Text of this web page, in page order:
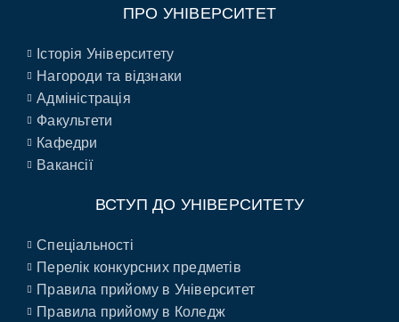
ПРО УНІВЕРСИТЕТ
Історія Університету
Нагороди та відзнаки
Адміністрація
Факультети
Кафедри
Вакансії
ВСТУП ДО УНІВЕРСИТЕТУ
Спеціальності
Перелік конкурсних предметів
Правила прийому в Університет
Правила прийому в Коледж